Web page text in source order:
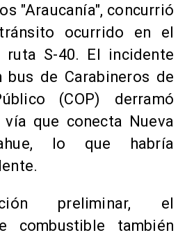
"Araucanía", concurrió
ocurrido en el
S-40. El incidente
bus de Carabineros de
(COP) derramó
que conecta Nueva
lo que habría
preliminar, el
combustible también